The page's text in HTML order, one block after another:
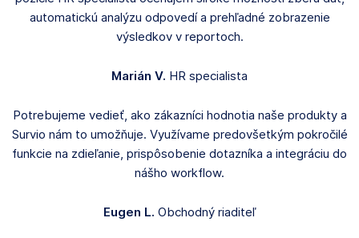
automatickú analýzu odpovedí a prehľadné zobrazenie
výsledkov v reportoch.
Marián V. HR specialista
Potrebujeme vedieť, ako zákazníci hodnotia naše produkty a
Survio nám to umožňuje. Využívame predovšetkým pokročilé
funkcie na zdieľanie, prispôsobenie dotazníka a integráciu do
nášho workflow.
Eugen L. Obchodný riaditeľ